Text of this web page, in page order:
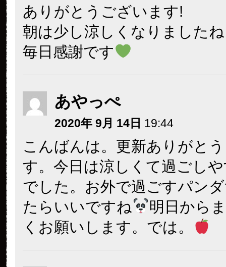
ありがとうございます!
朝は少し涼しくなりました
毎日感謝です
あやっぺ
2020年 9月 14日 19:44
こんばんは。更新ありがと
す。今日は涼しくて過ごし
でした。お外で過ごすパン
たらいいですね
明日から
くお願いします。では。